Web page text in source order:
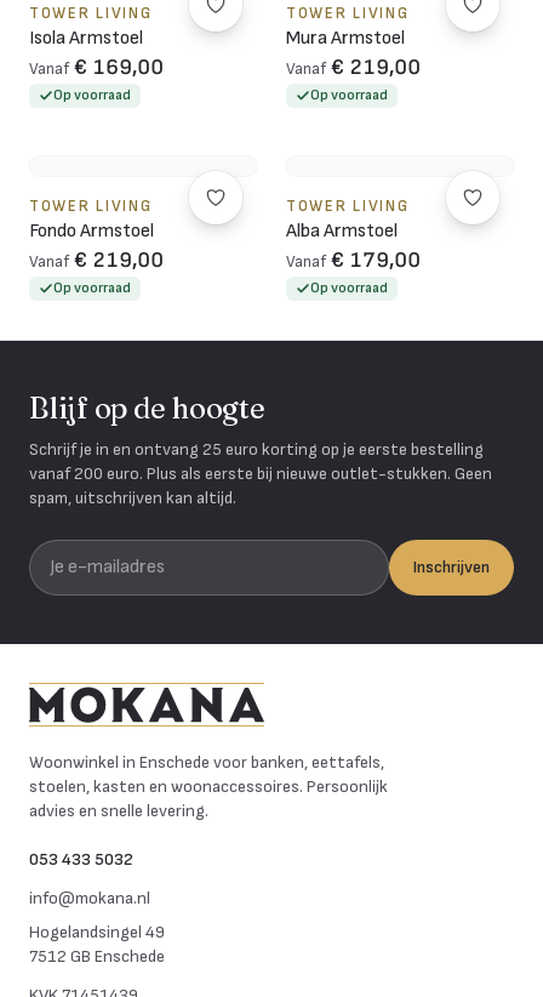
TOWER LIVING
Isola Armstoel
Vanaf € 169,00
Op voorraad
TOWER LIVING
Mura Armstoel
Vanaf € 219,00
Op voorraad
TOWER LIVING
Fondo Armstoel
Vanaf € 219,00
Op voorraad
TOWER LIVING
Alba Armstoel
Vanaf € 179,00
Op voorraad
Blijf op de hoogte
Schrijf je in en ontvang 25 euro korting op je eerste bestelling
vanaf 200 euro. Plus als eerste bij nieuwe outlet-stukken. Geen
spam, uitschrijven kan altijd.
Je e-mailadres
Inschrijven
Woonwinkel in Enschede voor banken, eettafels,
stoelen, kasten en woonaccessoires. Persoonlijk
advies en snelle levering.
053 433 5032
info@mokana.nl
Hogelandsingel 49
7512 GB Enschede